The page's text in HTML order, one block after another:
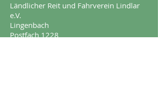
Ländlicher Reit und Fahrverein Lindlar
e.V.
Lingenbach
Postfach 1228